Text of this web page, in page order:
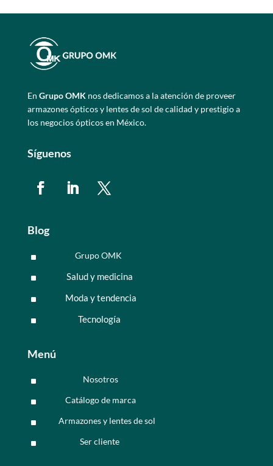
En Grupo OMKnos dedicamos a la atención de proveer
armazones ópticos y lentes de sol de calidad y prestigio a
los negocios ópticos en México.
Síguenos
Blog
^ Grupo OMK
^ Salud y medicina
^ Moda y tendencia
^ Tecnología
Menú
^ Nosotros
^ Catálogo de marca
^ Armazones y lentes de sol
^ Ser cliente